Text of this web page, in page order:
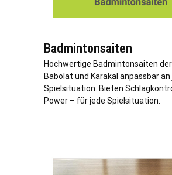
Badmintonsaiten
Hochwertige Badmintonsaiten
Babolat und Karakal anpassbar an
Spielsituation. Bieten
Power – für jede Spielsituation.